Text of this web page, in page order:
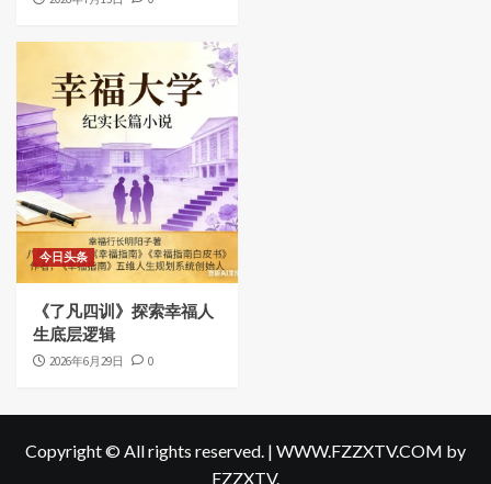
今日头条
《了凡四训》探索幸福人
生底层逻辑
2026年6月29日 0
Copyright © All rights reserved. | WWW.FZZXTV.COM by
FZZXTV.